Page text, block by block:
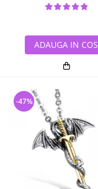
ADAUGA IN COS
-47%